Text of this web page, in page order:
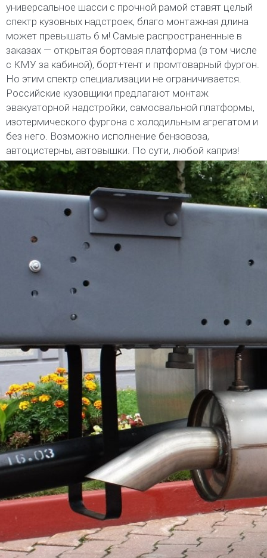
универсальное шасси с прочной рамой ставят целый
спектр кузовных надстроек, благо монтажная длина
может превышать 6 м! Самые распространенные в
заказах — открытая бортовая платформа (в том числе
с КМУ за кабиной), борт+тент и промтоварный фургон.
Но этим спектр специализации не ограничивается.
Российские кузовщики предлагают монтаж
эвакуаторной надстройки, самосвальной платформы,
изотермического фургона с холодильным агрегатом и
без него. Возможно исполнение бензовоза,
автоцистерны, автовышки. По сути, любой каприз!